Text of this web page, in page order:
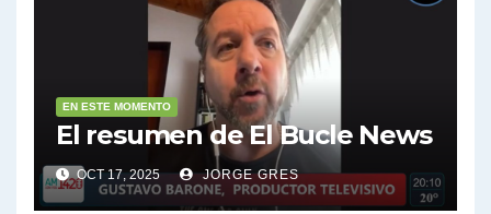
EN ESTE MOMENTO
El resumen de El Bucle News
OCT 17, 2025 JORGE GRES